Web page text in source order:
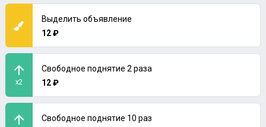
Выделить объявление
12 ₽
x2
Свободное поднятие 2 раза
12 ₽
Свободное поднятие 10 раз